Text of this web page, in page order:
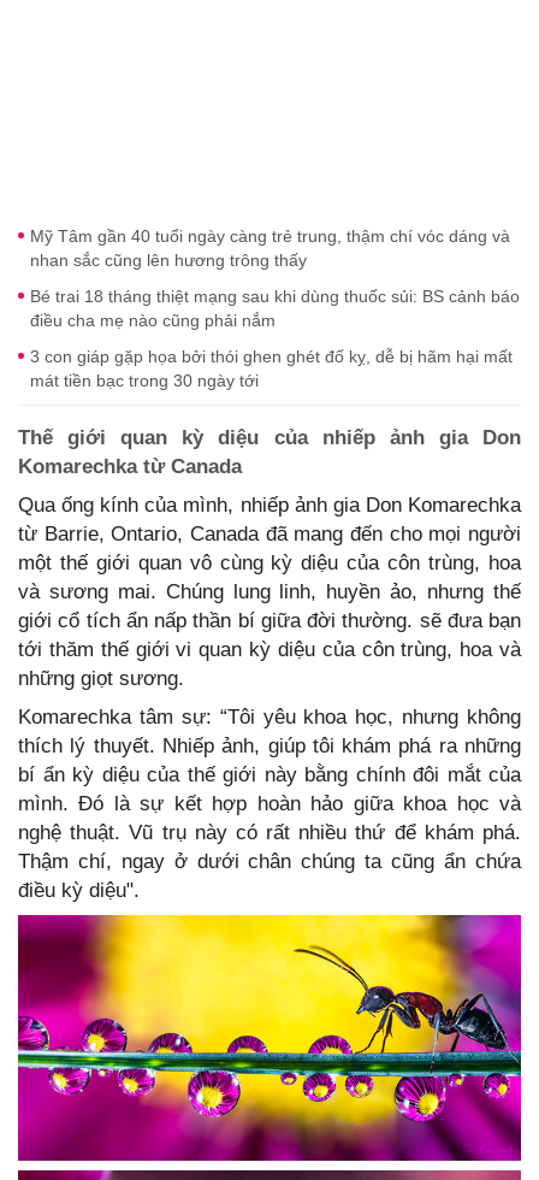
Mỹ Tâm gần 40 tuổi ngày càng trẻ trung, thậm chí vóc dáng và
nhan sắc cũng lên hương trông thấy
Bé trai 18 tháng thiệt mạng sau khi dùng thuốc sủi: BS cảnh báo
điều cha mẹ nào cũng phải nắm
3 con giáp gặp họa bởi thói ghen ghét đố kỵ, dễ bị hãm hại mất
mát tiền bạc trong 30 ngày tới
Thế giới quan kỳ diệu của nhiếp ảnh gia Don
Komarechka từ Canada
Qua ống kính của mình, nhiếp ảnh gia Don Komarechka
từ Barrie, Ontario, Canada đã mang đến cho mọi người
một thế giới quan vô cùng kỳ diệu của côn trùng, hoa
và sương mai. Chúng lung linh, huyền ảo, nhưng thế
giới cổ tích ẩn nấp thần bí giữa đời thường. sẽ đưa bạn
tới thăm thế giới vi quan kỳ diệu của côn trùng, hoa và
những giọt sương.
Komarechka tâm sự: “Tôi yêu khoa học, nhưng không
thích lý thuyết. Nhiếp ảnh, giúp tôi khám phá ra những
bí ẩn kỳ diệu của thế giới này bằng chính đôi mắt của
mình. Đó là sự kết hợp hoàn hảo giữa khoa học và
nghệ thuật. Vũ trụ này có rất nhiều thứ để khám phá.
Thậm chí, ngay ở dưới chân chúng ta cũng ẩn chứa
điều kỳ diệu".